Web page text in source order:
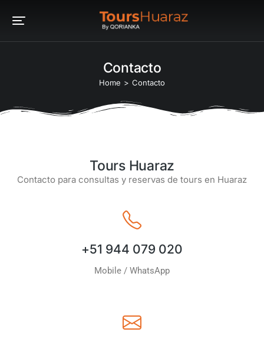
Contacto
Home Contacto
Tours Huaraz
Contacto para consultas y reservas de tours en Huaraz
+51 944 079 020
Mobile / WhatsApp